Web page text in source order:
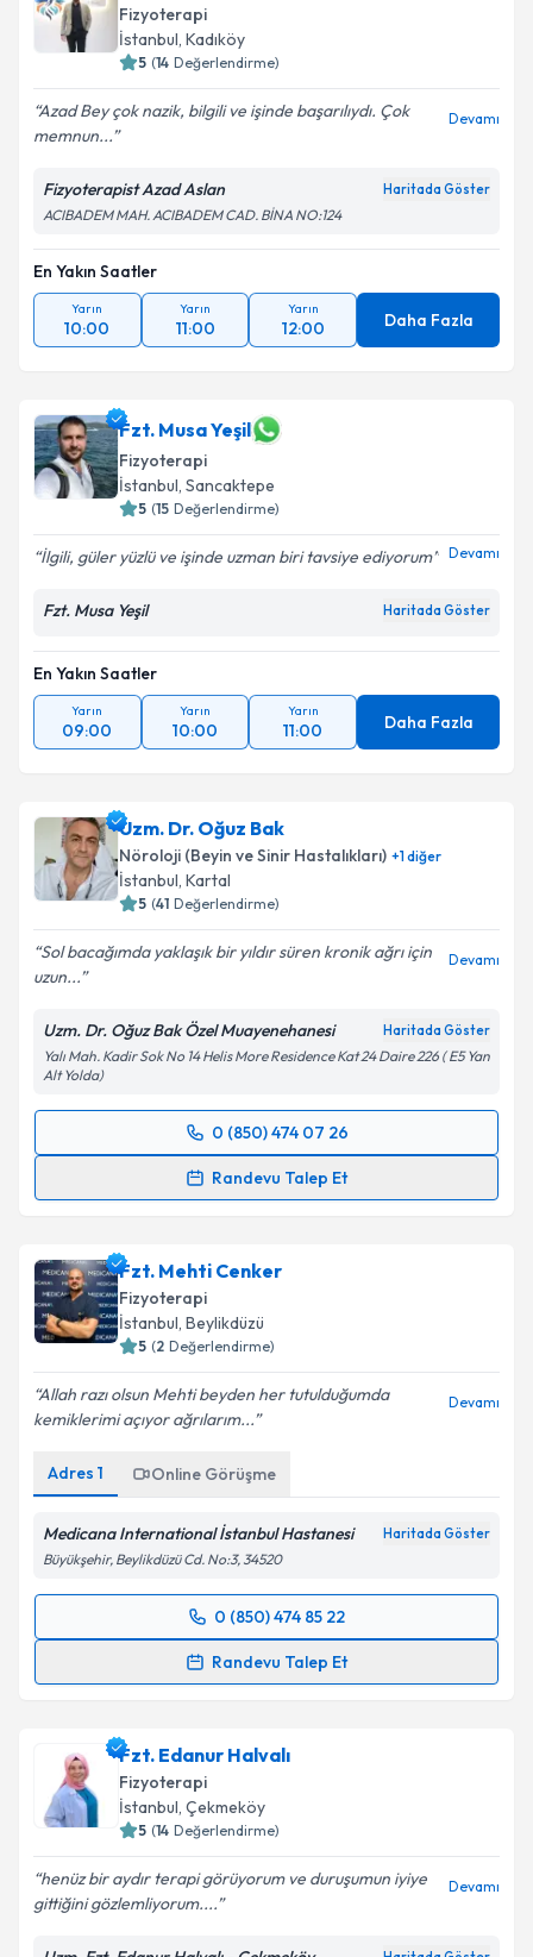
Fizyoterapi
İstanbul, Kadıköy
5 (14 Değerlendirme)
Azad Bey çok nazik, bilgili ve işinde başarılıydı. Çok
memnun...
Devamı
Fizyoterapist Azad Aslan Haritada Göster
ACIBADEM MAH. ACIBADEM CAD. BİNA NO:124
En Yakın Saatler
Yarın
10:00
Yarın
11:00
Yarın
12:00 Daha Fazla
Fzt. Musa Yeşil
Fizyoterapi
İstanbul, Sancaktepe
5 (15 Değerlendirme)
İlgili, güler yüzlü ve işinde uzman biri tavsiye ediyorum Devamı
Fzt. Musa Yeşil Haritada Göster
En Yakın Saatler
Yarın
09:00
Yarın
10:00
Yarın
11:00 Daha Fazla
Uzm. Dr. Oğuz Bak
Nöroloji (Beyin ve Sinir Hastalıkları) +1diğer
İstanbul, Kartal
5 (41 Değerlendirme)
Sol bacağımda yaklaşık bir yıldır süren kronik ağrı için
uzun...
Devamı
Uzm. Dr. Oğuz Bak Özel Muayenehanesi Haritada Göster
Yalı Mah. Kadir Sok No 14 Helis More Residence Kat 24 Daire 226 ( E5 Yan
Alt Yolda)
0 (850) 474 07 26
Randevu Talep Et
Randevu Takvimi Talebi
takvim hazırlandığında e-posta ile bilgilendireceğiz.
E-posta Adresiniz
Kişisel verilerimin işlenmesine ilişkin
kapsamda işlenmesini kabul ediyorum.
Takvim Talebini Gönder
Fzt. Mehti Cenker
Fizyoterapi
İstanbul, Beylikdüzü
5 (2 Değerlendirme)
Allah razı olsun Mehti beyden her tutulduğumda
kemiklerimi açıyor ağrılarım...
Devamı
Adres 1 Online Görüşme
Medicana International İstanbul Hastanesi Haritada Göster
Büyükşehir, Beylikdüzü Cd. No:3, 34520
0 (850) 474 85 22
Randevu Talep Et
Randevu Takvimi Talebi
takvim hazırlandığında e-posta ile bilgilendireceğiz.
E-posta Adresiniz
Kişisel verilerimin işlenmesine ilişkin
Fzt. Edanur Halvalı
Fizyoterapi
İstanbul, Çekmeköy
5 (14 Değerlendirme)
henüz bir aydır terapi görüyorum ve duruşumun iyiye
gittiğini gözlemliyorum....
Devamı